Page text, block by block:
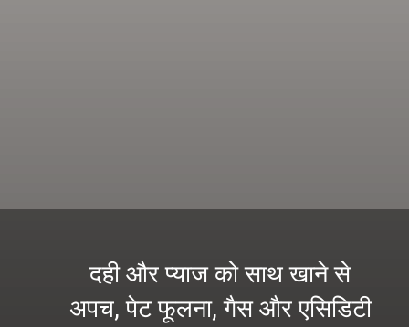
दही और प्याज को साथ खाने से
अपच, पेट फूलना, गैस और एसिडिटी